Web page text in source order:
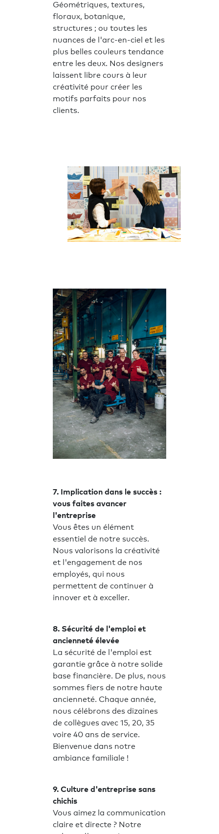
Géométriques, textures,
floraux, botanique,
structures ; ou toutes les
nuances de l'arc-en-ciel et les
plus belles couleurs tendance
entre les deux. Nos designers
laissent libre cours à leur
créativité pour créer les
motifs parfaits pour nos
clients.
7. Implication dans le succès :
vous faites avancer
l'entreprise
Vous êtes un élément
essentiel de notre succès.
Nous valorisons la créativité
et l'engagement de nos
employés, qui nous
permettent de continuer à
innover et à exceller.
8. Sécurité de l'emploi et
ancienneté élevée
La sécurité de l'emploi est
garantie grâce à notre solide
base financière. De plus, nous
sommes fiers de notre haute
ancienneté. Chaque année,
nous célébrons des dizaines
de collègues avec 15, 20, 35
voire 40 ans de service.
Bienvenue dans notre
ambiance familiale !
9. Culture d'entreprise sans
chichis
Vous aimez la communication
claire et directe ? Notre